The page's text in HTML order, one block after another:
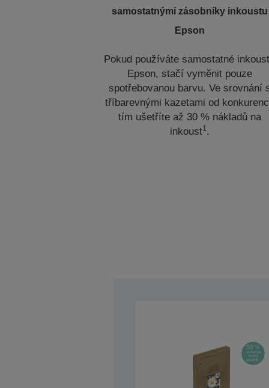
samostatnými zásobníky inkoustu
Epson
Pokud používáte samostatné
Epson, stačí vyměnit pouze
spotřebovanou barvu. Ve srovnání
tříbarevnými kazetami od
tím ušetříte až 30 % nákladů na
inkoust1.